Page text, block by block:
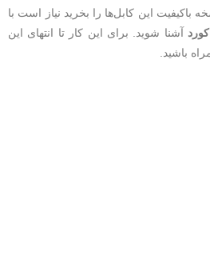
باکیفیت این کابل‌ها را بخرید نیاز است با
آشنا شوید. برای این کار تا انتهای این
باشید.